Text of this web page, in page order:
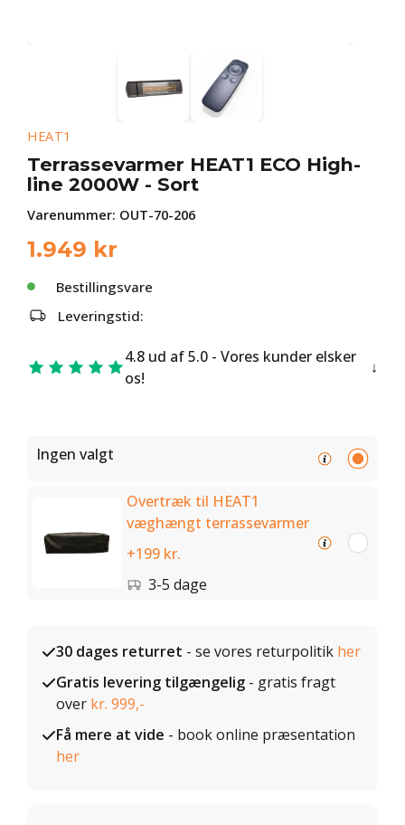
HEAT1
Terrassevarmer HEAT1 ECO High-
line 2000W - Sort
Varenummer: OUT-70-206
1.949 kr
Bestillingsvare
Leveringstid:
4.8 ud af 5.0 - Vores kunder elsker
os!
Ingen valgt
Overtræk til HEAT1
væghængt terrassevarmer
+199 kr.
3-5 dage
30 dages returret - se vores returpolitik her
Gratis levering tilgængelig - gratis fragt
over kr. 999,-
Få mere at vide - book online præsentation
her